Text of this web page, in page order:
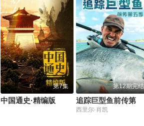
第7集
中国通史·精编版
第12期完结
西里尔·肖凯